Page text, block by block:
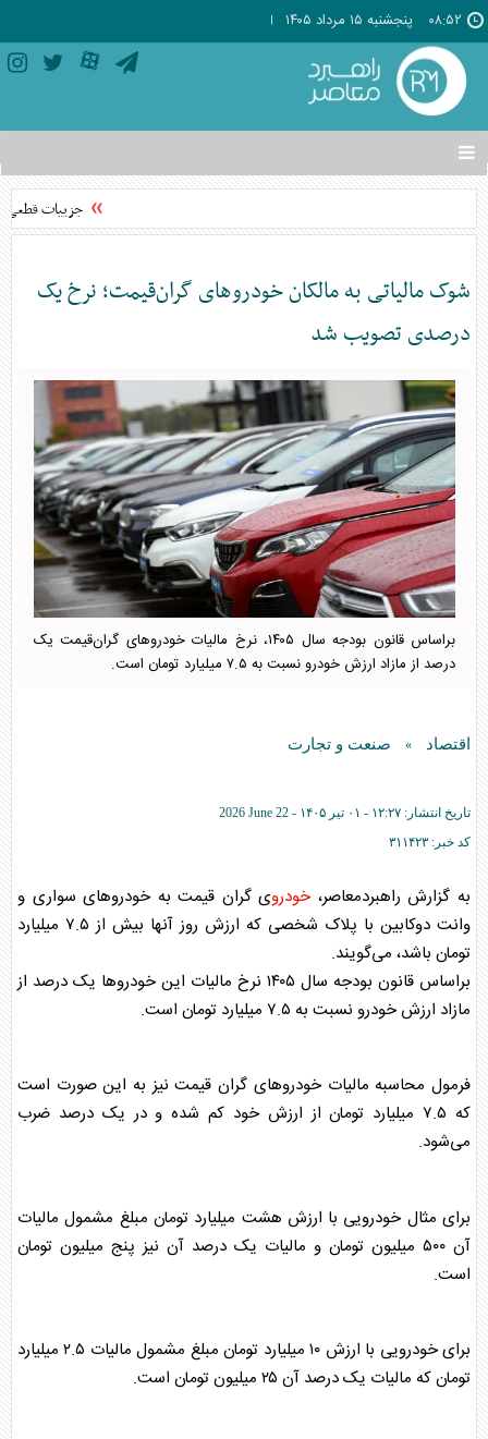
۰۸:۵۲ پنجشنبه ۱۵ مرداد ۱۴۰۵
تغییر
وضعیت
منوی
ها
جزییات قطعی و
شوک مالیاتی به مالکان خودروهای گران‌قیمت؛ نرخ یک
درصدی تصویب شد
براساس قانون بودجه سال ۱۴۰۵، نرخ مالیات خودروهای گران‌قیمت یک
درصد از مازاد ارزش خودرو نسبت به ۷.۵ میلیارد تومان است.
اقتصاد » صنعت و تجارت
تاریخ انتشار: ۱۲:۲۷ - ۰۱ تير ۱۴۰۵ -
2026 June 22
کد خبر: ۳۱۱۴۲۳
به گزارش راهبردمعاصر،خودروی گران قیمت بهخودروهای سواری و
وانت دوکابین با پلاک شخصی که ارزش روز آنها بیش از ۷.۵ میلیارد
تومان باشد، می‌گویند.
براساس قانون بودجه سال ۱۴۰۵ نرخ مالیات این
خودروها یک درصد از
مازاد ارزشخودرو نسبت به ۷.۵ میلیارد تومان است.
فرمول محاسبه مالیاتخودروهای گران قیمت نیز به این صورت است
که ۷.۵ میلیارد تومان از ارزش خود کم شده و در یک درصد ضرب
می‌شود.
برای مثالخودرویی با ارزش هشت میلیارد تومان مبلغ مشمول مالیات
آن ۵۰۰ میلیون تومان و مالیات یک درصد آن نیز پنج میلیون تومان
است.
برایخودرو
یی با ارزش ۱۰ میلیارد تومان مبلغ مشمول مالیات ۲.۵ میلیارد
تومان که مالیات یک درصد آن ۲۵ میلیون تومان است.